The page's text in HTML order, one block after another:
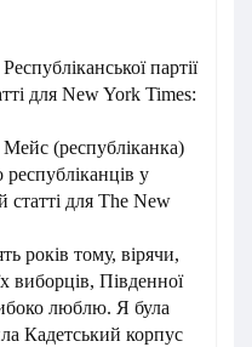
партії
для New York Times:
(республіканка)
у
статті для The New
років тому, вірячи,
виборців, Південної
люблю. Я була
Кадетський корпус